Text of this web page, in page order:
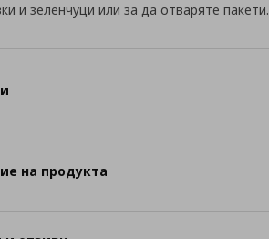
и зеленчуци или за да отваряте пакети.
на продукта